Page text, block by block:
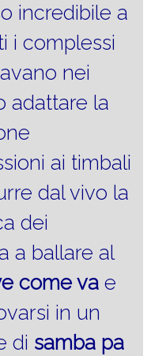
incredibile a
i complessi
nei
adattare la
ai timbali
dal vivo la
dei
a ballare al
come va e
in un
di samba pa